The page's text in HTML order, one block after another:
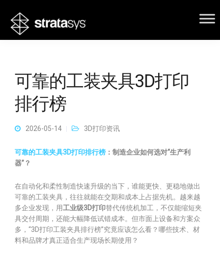
可靠的工装夹具3D打印
排行榜
2026-05-14 3D打印资讯
可靠的工装夹具3D打印排行榜 ：制造企业如何选对“生产利
器”？
在自动化和柔性制造快速升级的当下，谁能更快、更稳地做出
可靠的工装夹具，往往就能在交期和成本上占据先机。越来越
多企业发现，用工业级3D打印替代传统机加工，不仅能缩短夹
具交付周期，还能大幅降低试错成本。但市面上设备和方案众
多，“3D打印工装夹具排行榜”究竟应该怎么看？哪些技术、材
料和品牌才真正适合生产现场长期使用？